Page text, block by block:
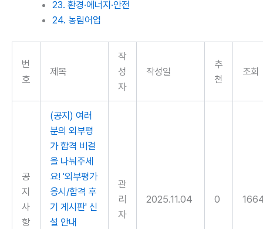
23. 환경·에너지·안전
24. 농림어업
번
호
제목
작
성
자
작성일
추
천
조회
공
지
사
항
(공지) 여러
분의 외부평
가 합격 비결
을 나눠주세
요! '외부평가
응시/합격 후
기 게시판' 신
설 안내
관
리
자
2025.11.04 0